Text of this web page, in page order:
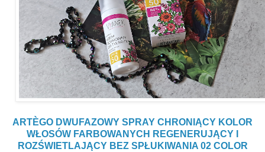
ARTÈGO DWUFAZOWY SPRAY CHRONIĄCY KOLOR
WŁOSÓW FARBOWANYCH REGENERUJĄCY I
ROZŚWIETLAJĄCY BEZ SPŁUKIWANIA 02 COLOR